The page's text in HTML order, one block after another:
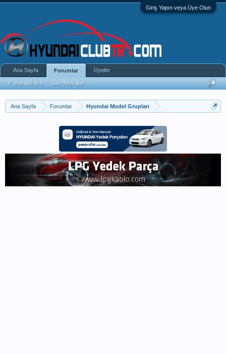
Giriş Yapın veya Üye Olun
Ana Sayfa Forumlar Hyundai Model Grupları
Ana Sayfa Forumlar
Forumları Ara Son Mesajlar
Üyeler